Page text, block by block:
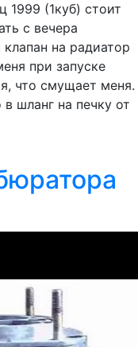
1999 (1куб) стоит
с вечера
на радиатор
при запуске
что смущает меня.
шланг на печку от